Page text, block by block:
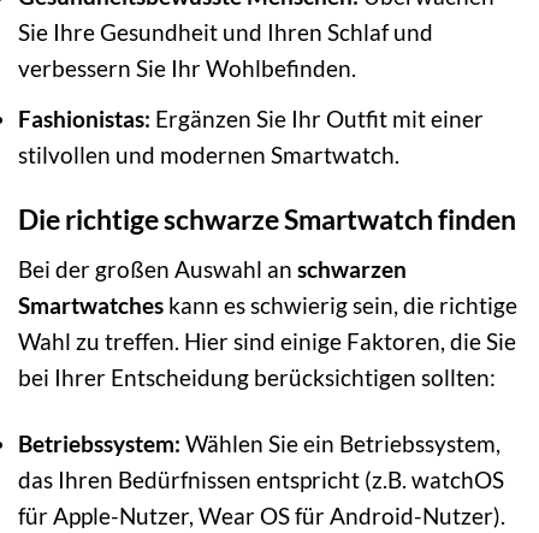
Sie Ihre Gesundheit und Ihren Schlaf und
verbessern Sie Ihr Wohlbefinden.
Fashionistas: Ergänzen Sie Ihr Outfit mit einer
stilvollen und modernen Smartwatch.
Die richtige schwarze Smartwatch finden
Bei der großen Auswahl an schwarzen
Smartwatches kann es schwierig sein, die richtige
Wahl zu treffen. Hier sind einige Faktoren, die Sie
bei Ihrer Entscheidung berücksichtigen sollten:
Betriebssystem: Wählen Sie ein Betriebssystem,
das Ihren Bedürfnissen entspricht (z.B. watchOS
für Apple-Nutzer, Wear OS für Android-Nutzer).